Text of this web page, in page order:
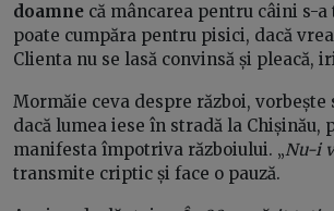
doamne că mâncarea pentru câini s-
poate cumpăra pentru pisici, dacă
Clienta nu se lasă convinsă și pleacă,
Mormăie ceva despre război,
dacă lumea iese în stradă la Chișinău,
manifesta împotriva războiului. „Nu-i
transmite criptic și face o pauză.